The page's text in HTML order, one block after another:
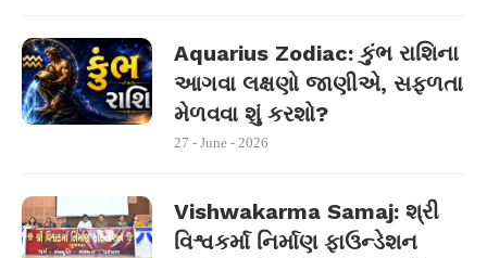
Aquarius Zodiac: કુંભ રાશિના
આગવા લક્ષણો જાણીએ, સફળતા
મેળવવા શું કરશો?
27 - June - 2026
Vishwakarma Samaj: શ્રી
વિશ્વકર્મા નિર્માણ ફાઉન્ડેશન